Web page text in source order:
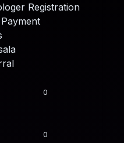
Registration
Payment
0
0